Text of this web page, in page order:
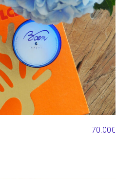
70.00€